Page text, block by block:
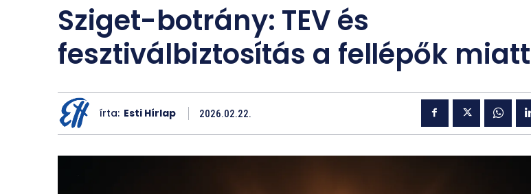
Sziget-botrány: TEV és
fesztiválbiztosítás a fellépők miatt
írta: Esti Hírlap 2026.02.22.